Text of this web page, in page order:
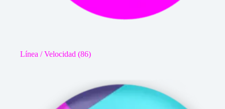
Línea / Velocidad (86)